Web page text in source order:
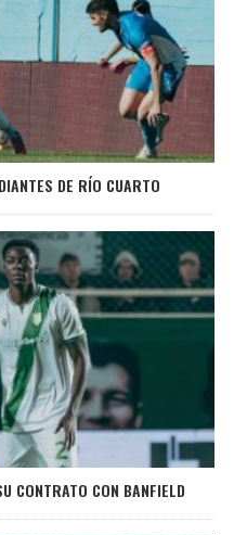
DE RÍO CUARTO
CONTRATO CON BANFIELD